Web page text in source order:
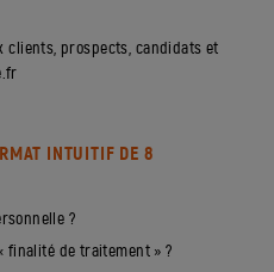
clients, prospects, candidats et
INTUITIF DE 8
?
finalité de traitement » ?